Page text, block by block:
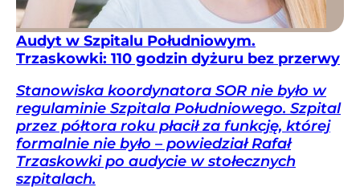
Audyt w Szpitalu Południowym.
Trzaskowki: 110 godzin dyżuru bez przerwy
Stanowiska koordynatora SOR nie było w
regulaminie Szpitala Południowego. Szpital
przez półtora roku płacił za funkcję, której
formalnie nie było – powiedział Rafał
Trzaskowki po audycie w stołecznych
szpitalach.